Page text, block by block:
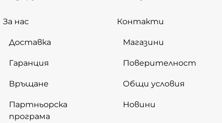
За нас
Доставка
Гаранция
Връщане
Партньорска
програма
Контакти
Магазини
Поверителност
Общи условия
Новини